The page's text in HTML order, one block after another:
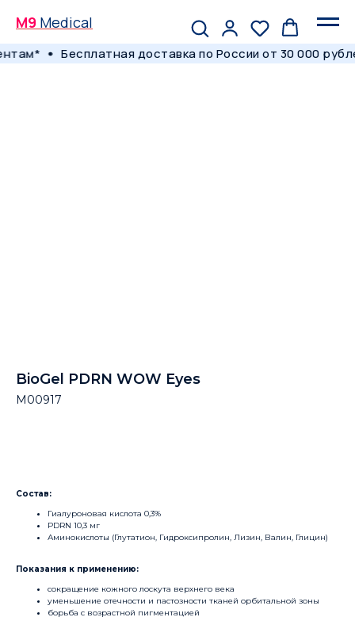
M9 Medical
Бесплатная доставка по России от 30 000
BioGel PDRN WOW Eyes
M00917
Состав:
Гиалуроновая кислота 0,3%
PDRN 10,3 мг
Аминокислоты (Глутатион, Гидроксипролин, Лизин, Валин, Глицин)
Показания к применению:
сокращение кожного лоскута верхнего века
уменьшение отечности и пастозности тканей орбитальной зоны
борьба с возрастной пигментацией